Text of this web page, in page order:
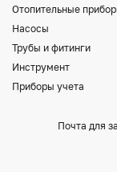
Отопительные
Насосы
Трубы и фитинги
Инструмент
Приборы учета
Почта для